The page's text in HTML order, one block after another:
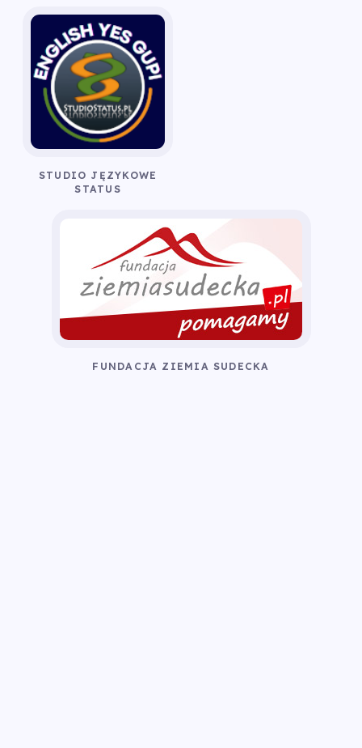
STUDIO JĘZYKOWE
STATUS
FUNDACJA ZIEMIA SUDECKA